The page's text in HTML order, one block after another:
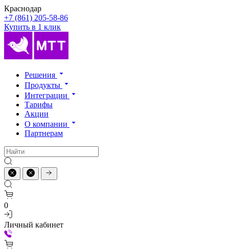
Краснодар
+7 (861) 205-58-86
Купить в 1 клик
Решения
Продукты
Интеграции
Тарифы
Акции
О компании
Партнерам
0
Личный кабинет